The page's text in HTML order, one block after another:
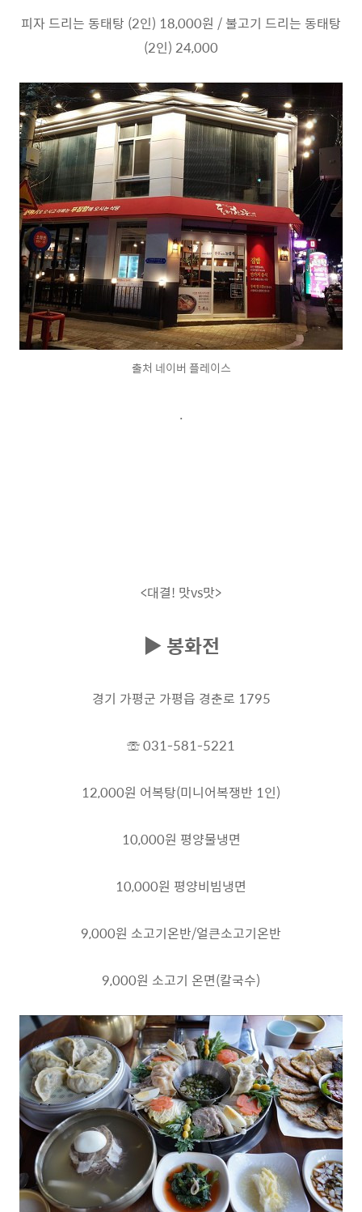
피자 드리는 동태탕 (2인) 18,000원 / 불고기 드리는 동태탕
(2인) 24,000
출처 네이버 플레이스
.
<대결! 맛vs맛>
▶ 봉화전
경기 가평군 가평읍 경춘로 1795
☏ 031-581-5221
12,000원 어복탕(미니어복쟁반 1인)
10,000원 평양물냉면
10,000원 평양비빔냉면
9,000원 소고기온반/얼큰소고기온반
9,000원 소고기 온면(칼국수)